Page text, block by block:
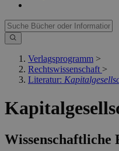
Verlagsprogramm >
Rechtswissenschaft >
Literatur: